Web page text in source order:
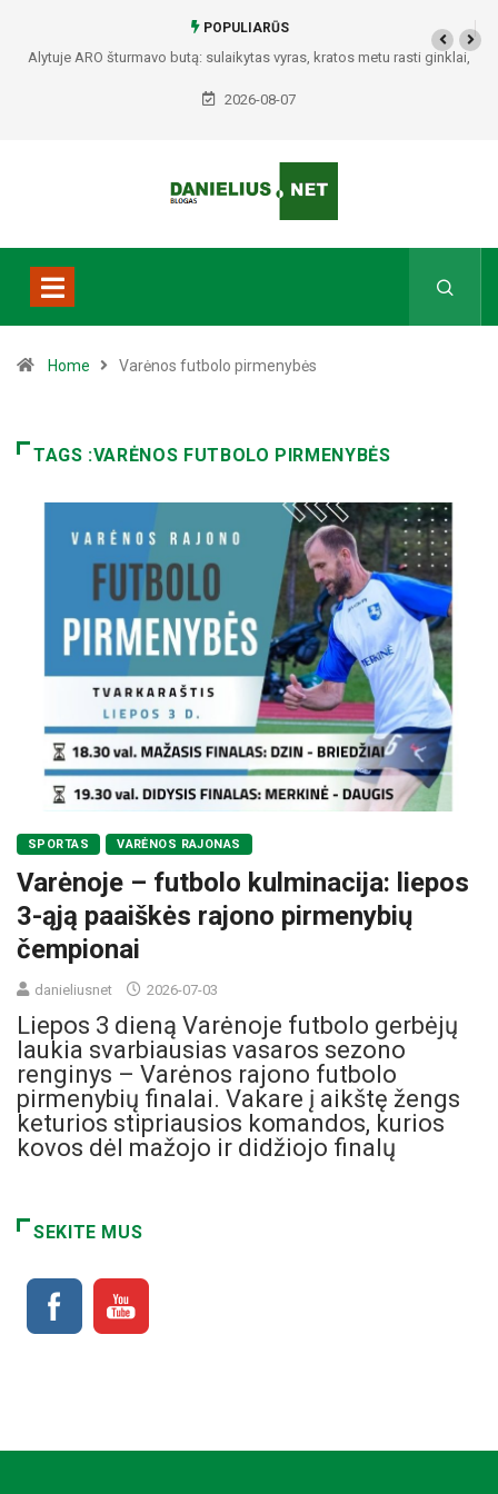
POPULIARŪS
Alytuje ARO šturmavo butą: sulaikytas vyras, kratos metu rasti ginklai,
Seirijuose – įtariami narkotikai BMW automobilyje
2026-08-07
Home Varėnos futbolo pirmenybės
TAGS :VARĖNOS FUTBOLO PIRMENYBĖS
SPORTAS VARĖNOS RAJONAS
Varėnoje – futbolo kulminacija: liepos
3-ąją paaiškės rajono pirmenybių
čempionai
danieliusnet 2026-07-03
Liepos 3 dieną Varėnoje futbolo gerbėjų
laukia svarbiausias vasaros sezono
renginys – Varėnos rajono futbolo
pirmenybių finalai. Vakare į aikštę žengs
keturios stipriausios komandos, kurios
kovos dėl mažojo ir didžiojo finalų
SEKITE MUS